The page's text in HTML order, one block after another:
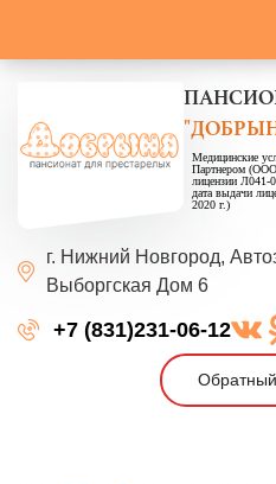
Медицинские
Партнером
лицензии Л041-
дата выдачи
2020 г.)
г. Нижний Новгород,
Выборгская Дом 6
+7 (831)231-06-12